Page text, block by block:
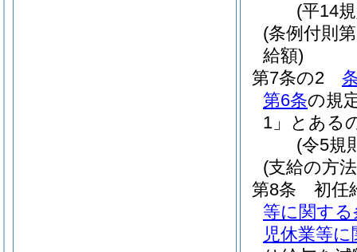
(平14
(条例付則
給額)
第7条の2
第6条の規
1」とある
(令5規
(支給の方
第8条
初任
等に関する
児休業等